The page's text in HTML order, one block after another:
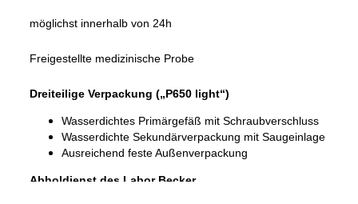
mög­lichst inner­halb von 24h
Frei­ge­stellte medi­zi­ni­sche Probe
Drei­tei­lige Ver­pa­ckung („P650 light“)
Was­ser­dich­tes Pri­mär­ge­fäß mit Schraub­ver­schluss
Was­ser­dichte Sekun­där­ver­pa­ckung mit Saug­ein­lage
Aus­rei­chend feste Außen­ver­pa­ckung
Abhol­dienst des Labor Becker